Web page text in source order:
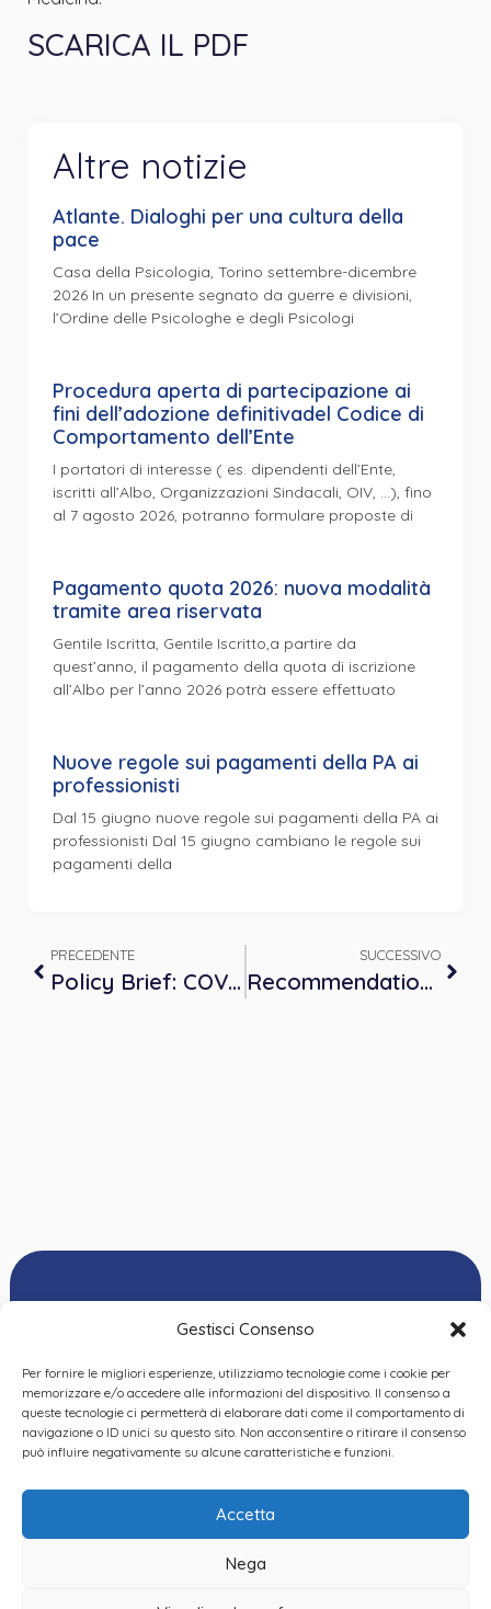
Gestisci Consenso
Per fornire le migliori esperienze, utilizziamo tecnologie come i cookie per
memorizzare e/o accedere alle informazioni del dispositivo. Il consenso a
queste tecnologie ci permetterà di elaborare dati come il comportamento di
navigazione o ID unici su questo sito. Non acconsentire o ritirare il consenso
può influire negativamente su alcune caratteristiche e funzioni.
Accetta
Nega
SCARICA IL PDF
Altre notizie
Atlante. Dialoghi per una cultura della
pace
Casa della Psicologia, Torino settembre-dicembre
2026 In un presente segnato da guerre e divisioni,
l’Ordine delle Psicologhe e degli Psicologi
Procedura aperta di partecipazione ai
fini dell’adozione definitivadel Codice di
Comportamento dell’Ente
I portatori di interesse ( es. dipendenti dell’Ente,
iscritti all’Albo, Organizzazioni Sindacali, OIV, …), fino
al 7 agosto 2026, potranno formulare proposte di
Pagamento quota 2026: nuova modalità
tramite area riservata
Gentile Iscritta, Gentile Iscritto,a partire da
quest’anno, il pagamento della quota di iscrizione
all’Albo per l’anno 2026 potrà essere effettuato
Nuove regole sui pagamenti della PA ai
professionisti
Dal 15 giugno nuove regole sui pagamenti della PA ai
professionisti Dal 15 giugno cambiano le regole sui
pagamenti della
PRECEDENTE
Policy Brief: COVID-19 and the Need for Action on Mental Health
SUCCESSIVO
Recommendations for Health Protection of People with Disabilities during Outbreaks: Lessons Learned from the 2019 Novel Coronavirus
Privacy Policy|Cookie
Policy|Dichiarazione
Ordine delle
Psicologhe e degli
Psicologi del Piemonte
VIA GIANNONE 8A – 10121
TEL: